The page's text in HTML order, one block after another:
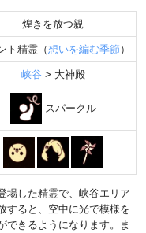
煌きを放つ親
ト精霊（想いを編む季節 ）
峡谷 > 大神殿
スパークル
場した精霊で、峡谷エリア
すると、空中に光で模様を
できるようになります。ま